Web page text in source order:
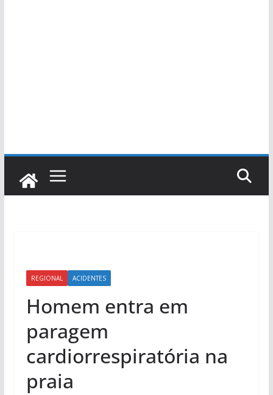
REGIONAL ACIDENTES
Homem entra em
paragem
cardiorrespiratória na
praia